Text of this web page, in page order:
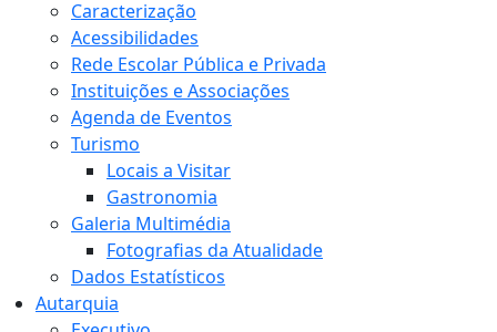
Caracterização
Acessibilidades
Rede Escolar Pública e Privada
Instituições e Associações
Agenda de Eventos
Turismo
Locais a Visitar
Gastronomia
Galeria Multimédia
Fotografias da Atualidade
Dados Estatísticos
Autarquia